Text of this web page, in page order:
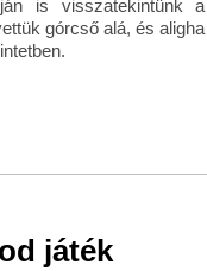
is visszatekintünk a
górcső alá, és aligha
játék